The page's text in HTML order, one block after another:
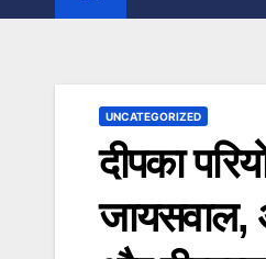
UNCATEGORIZED
दीपका
जायसवाल,